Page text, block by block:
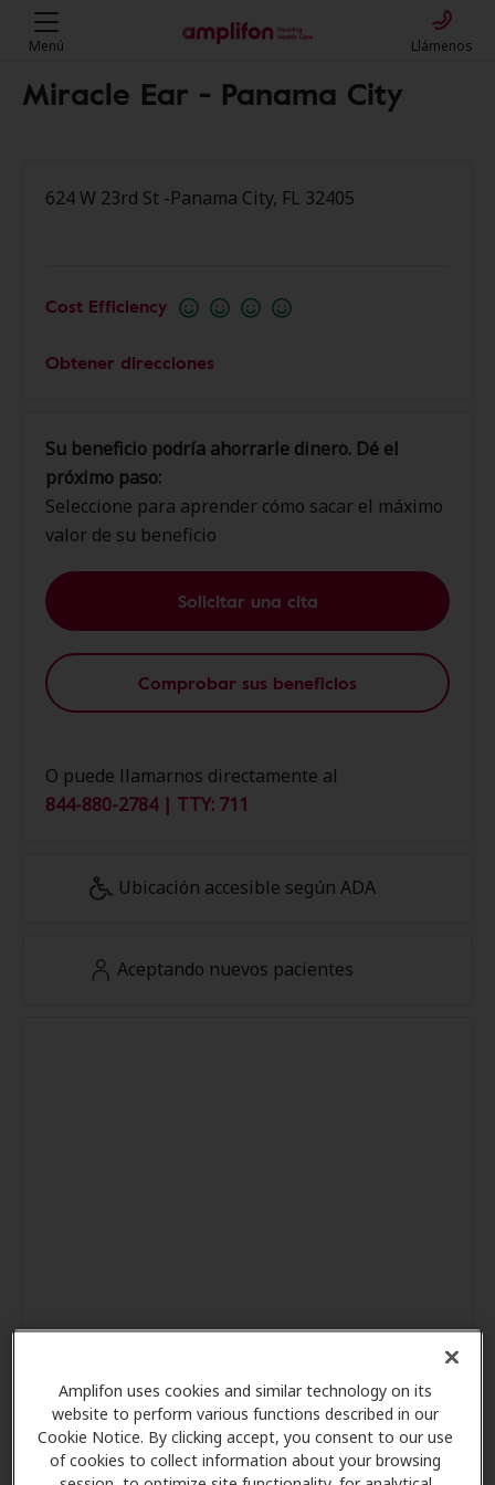
Amplifon uses cookies and similar technology on its
website to perform various functions described in our
Cookie Notice. By clicking accept, you consent to our use
of cookies to collect information about your browsing
Menú Llámenos
Miracle Ear - Panama City
624 W 23rd St -Panama City, FL 32405
Cost Efficiency
Obtener direcciones
Su beneficio podría ahorrarle dinero. Dé el
próximo paso:
Seleccione para aprender cómo sacar el máximo
valor de su beneficio
Solicitar una cita
Comprobar sus beneficios
O puede llamarnos directamente al
844-880-2784 | TTY: 711
Ubicación accesible según ADA
Aceptando nuevos pacientes